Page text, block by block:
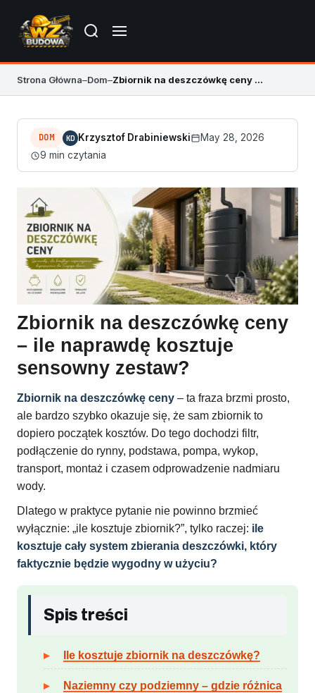
Strona Główna–Dom– Zbiornik na deszczówkę ceny – koszt zakupu i montażu
DOM KD Krzysztof Drabiniewski
May 28, 2026
9 min czytania
Zbiornik na deszczówkę ceny
– ile naprawdę kosztuje
sensowny zestaw?
Zbiornik na deszczówkę ceny – ta fraza brzmi prosto,
ale bardzo szybko okazuje się, że sam zbiornik to
dopiero początek kosztów. Do tego dochodzi filtr,
podłączenie do rynny, podstawa, pompa, wykop,
transport, montaż i czasem odprowadzenie nadmiaru
wody.
Dlatego w praktyce pytanie nie powinno brzmieć
wyłącznie: „ile kosztuje zbiornik?”, tylko raczej: ile
kosztuje cały system zbierania deszczówki, który
faktycznie będzie wygodny w użyciu?
Spis treści
Ile kosztuje zbiornik na deszczówkę?
Naziemny czy podziemny – gdzie różnica